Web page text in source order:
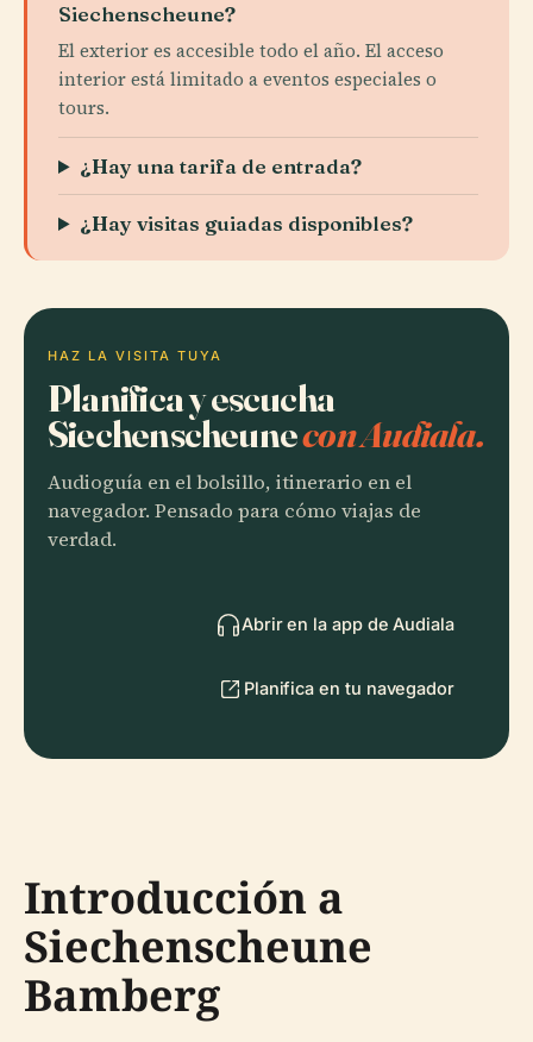
Siechenscheune?
El exterior es accesible todo el año. El acceso
interior está limitado a eventos especiales o
tours.
¿Hay una tarifa de entrada?
¿Hay visitas guiadas disponibles?
HAZ LA VISITA TUYA
Planifica y escucha
Siechenscheunecon Audiala.
Audioguía en el bolsillo, itinerario en el
navegador. Pensado para cómo viajas de
verdad.
Abrir en la app de Audiala
Planifica en tu navegador
Introducción a
Siechenscheune
Bamberg